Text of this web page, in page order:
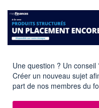
US70450Y1038 PYPL
DONNÉES TEMPS DIFFÉRÉ
Politique d'exécution
Cotation sur les autres
Une question ? Un conseil
Créer un nouveau sujet
part de nos membres du